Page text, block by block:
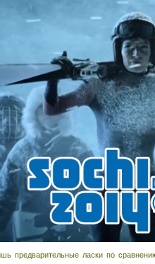
предварительные ласки по